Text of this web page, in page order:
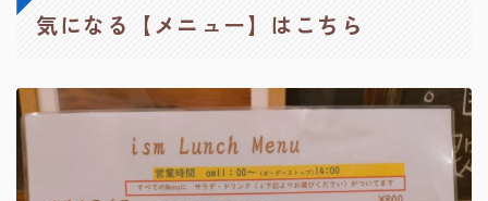
気になる【メニュー】はこちら